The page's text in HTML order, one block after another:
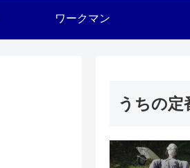
ワークマン
うちの定